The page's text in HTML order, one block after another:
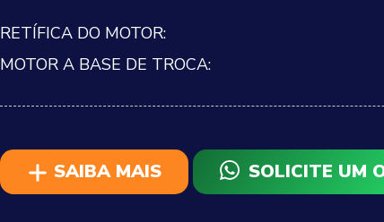
RETÍFICA DO MOTOR:
MOTOR A BASE DE TROCA:
SAIBA MAIS SOLICITE UM